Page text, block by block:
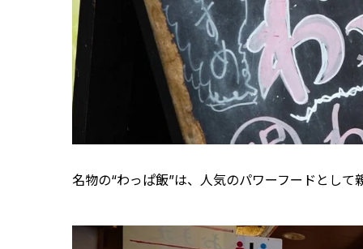
名物の“わっぱ飯”は、人気のパワーフードとし